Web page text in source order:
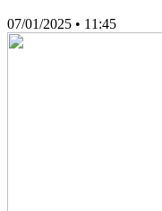
07/01/2025 • 11:45